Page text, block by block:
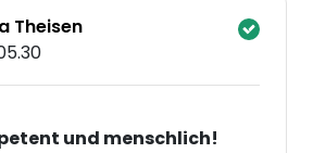
Theisen
und menschlich!